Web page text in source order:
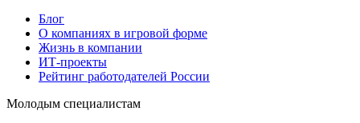
Блог
О компаниях в игровой форме
Жизнь в компании
ИТ-проекты
Рейтинг работодателей России
Молодым специалистам